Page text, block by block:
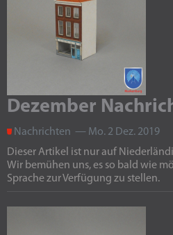
Dezember
Nachrichten — Mo. 2 Dez. 2019
Dieser Artikel ist nur auf
Wir bemühen uns, es so bald wie
Sprache zur Verfügung zu stellen.